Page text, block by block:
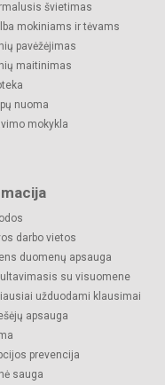
švietimas
mokiniams ir tėvams
pavėžėjimas
maitinimas
nuoma
mokykla
darbo vietos
duomenų apsauga
su visuomene
užduodami klausimai
apsauga
prevencija
sauga